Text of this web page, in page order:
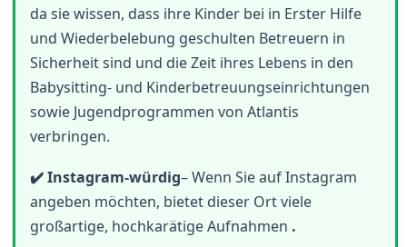
da sie wissen, dass ihre Kinder bei in Erster Hilfe
und Wiederbelebung geschulten Betreuern in
Sicherheit sind und die Zeit ihres Lebens in den
Babysitting- und Kinderbetreuungseinrichtungen
sowie Jugendprogrammen von Atlantis
verbringen.
✔️ Instagram-würdig– Wenn Sie auf Instagram
angeben möchten, bietet dieser Ort viele
großartige, hochkarätige Aufnahmen .